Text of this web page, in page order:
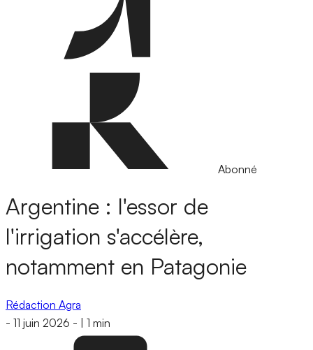
Abonné
Argentine : l'essor de
l'irrigation s'accélère,
notamment en Patagonie
Rédaction Agra
- 11 juin 2026 - 1 min